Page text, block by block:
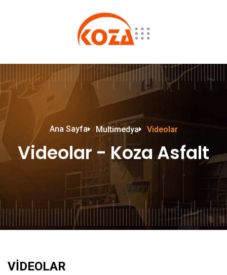
Ana Sayfa Multimedya Videolar
Videolar - Koza Asfalt
VİDEOLAR